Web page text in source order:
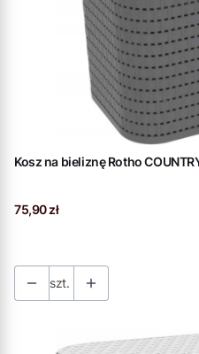
Kosz na bieliznę Rotho
Cena
75,90 zł
szt.